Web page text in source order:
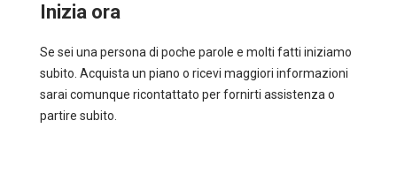
Inizia ora
Se sei una persona di poche parole e molti fatti iniziamo
subito. Acquista un piano o ricevi maggiori informazioni
sarai comunque ricontattato per fornirti assistenza o
partire subito.